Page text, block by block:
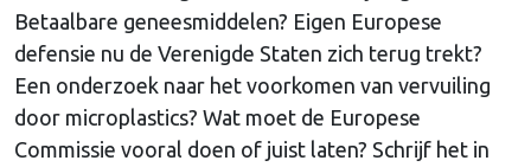
Betaalbare geneesmiddelen? Eigen Europese
defensie nu de Verenigde Staten zich terug trekt?
Een onderzoek naar het voorkomen van vervuiling
door microplastics? Wat moet de Europese
Commissie vooral doen of juist laten? Schrijf het in